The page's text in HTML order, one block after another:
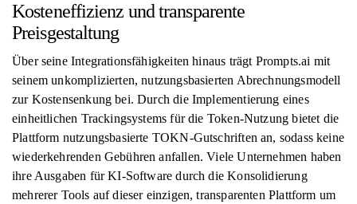
Kosteneffizienz und transparente
Preisgestaltung
Über seine Integrationsfähigkeiten hinaus trägt Prompts.ai mit
seinem unkomplizierten, nutzungsbasierten Abrechnungsmodell
zur Kostensenkung bei. Durch die Implementierung eines
einheitlichen Trackingsystems für die Token-Nutzung bietet die
Plattform nutzungsbasierte TOKN-Gutschriften an, sodass keine
wiederkehrenden Gebühren anfallen. Viele Unternehmen haben
ihre Ausgaben für KI-Software durch die Konsolidierung
mehrerer Tools auf dieser einzigen, transparenten Plattform um